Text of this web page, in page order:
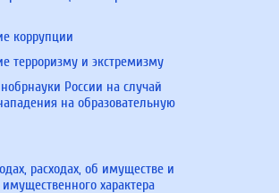
коррупции
терроризму и экстремизму
России на случай
на образовательную
расходах, об имуществе и
имущественного характера